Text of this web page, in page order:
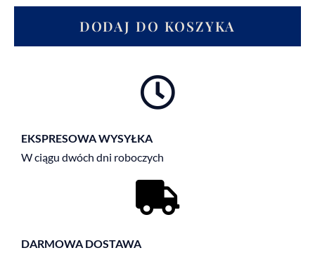
DODAJ DO KOSZYKA
EKSPRESOWA WYSYŁKA
W ciągu dwóch dni roboczych
DARMOWA DOSTAWA